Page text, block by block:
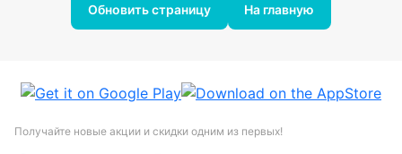
Обновить страницу На главную
Получайте новые акции и скидки одним из первых!